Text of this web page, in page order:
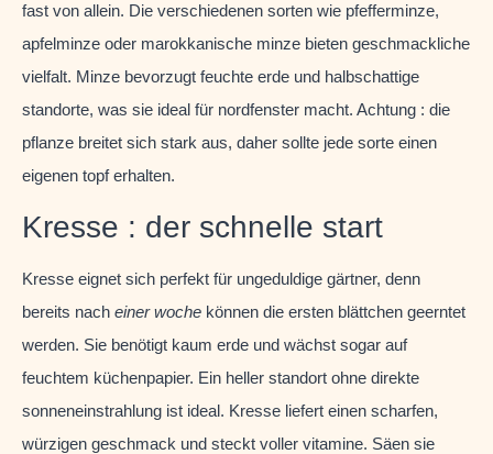
fast von allein. Die verschiedenen sorten wie pfefferminze,
apfelminze oder marokkanische minze bieten geschmackliche
vielfalt. Minze bevorzugt feuchte erde und halbschattige
standorte, was sie ideal für nordfenster macht. Achtung : die
pflanze breitet sich stark aus, daher sollte jede sorte einen
eigenen topf erhalten.
Kresse : der schnelle start
Kresse eignet sich perfekt für ungeduldige gärtner, denn
bereits nach einer woche können die ersten blättchen geerntet
werden. Sie benötigt kaum erde und wächst sogar auf
feuchtem küchenpapier. Ein heller standort ohne direkte
sonneneinstrahlung ist ideal. Kresse liefert einen scharfen,
würzigen geschmack und steckt voller vitamine. Säen sie